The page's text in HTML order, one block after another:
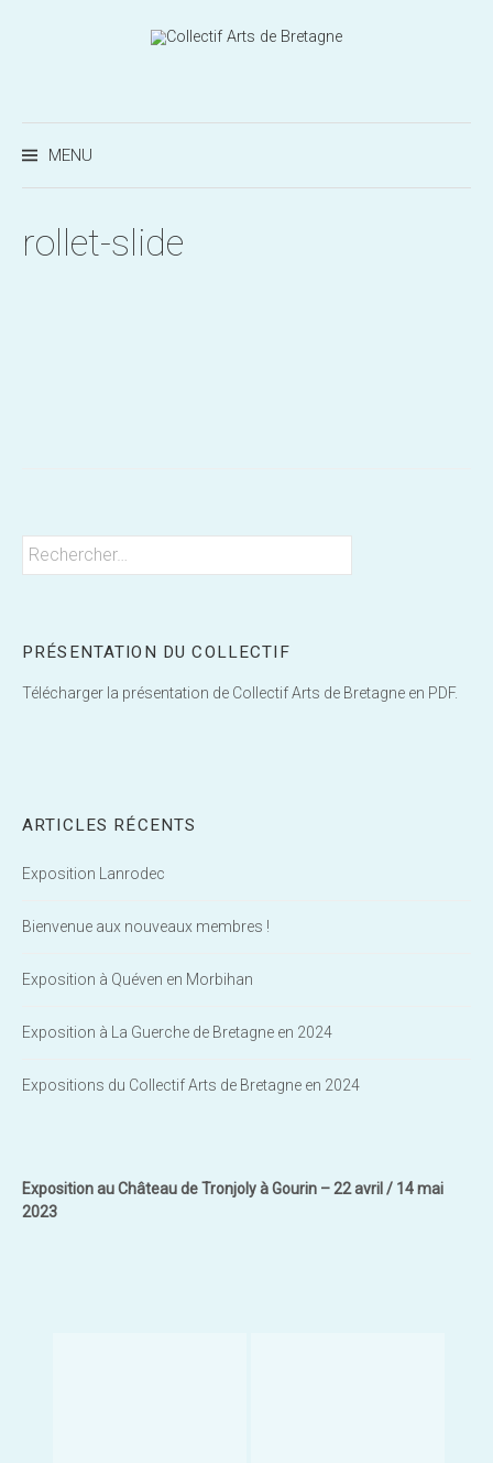
MENU
rollet-slide
Rechercher :
PRÉSENTATION DU COLLECTIF
Télécharger la présentation de Collectif Arts de Bretagne en PDF.
ARTICLES RÉCENTS
Exposition Lanrodec
Bienvenue aux nouveaux membres !
Exposition à Quéven en Morbihan
Exposition à La Guerche de Bretagne en 2024
Expositions du Collectif Arts de Bretagne en 2024
Exposition au Château de Tronjoly à Gourin – 22 avril / 14 mai
2023